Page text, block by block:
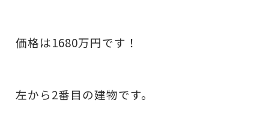
価格は1680万円です！
左から2番目の建物です。